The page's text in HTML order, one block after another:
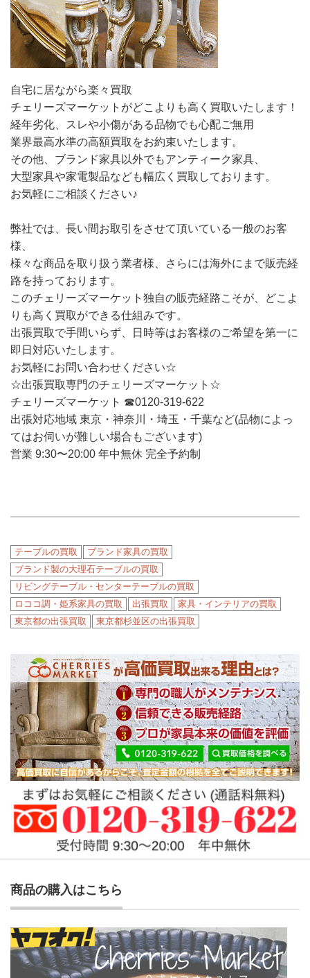
自宅に居ながら楽々買取
チェリーズマーケットがどこよりも高く買取いたします！
経年劣化、スレや小傷がある品物でも心配ご無用
業界最高水準の高額買取をお約束いたします。
その他、ブランド家具以外でもアンティーク家具、
大型家具や家電製品なども幅広く買取しております。
お気軽にご相談ください♪
弊社では、長い間お取引をさせて頂いている一般のお客
様、
様々な商品を取り扱う業者様、さらには海外にまで販売経
路を持っております。
このチェリーズマーケット独自の販売経路こそが、どこよ
りも高く買取ができる仕組みです。
出張買取で手間いらず、日時等はお客様のご希望を第一に
即日対応いたします。
お気軽にお問い合わせください☆
☆出張買取専門のチェリーズマーケット☆
チェリーズマーケット ☎︎0120-319-622
出張対応地域 東京・神奈川・埼玉・千葉など(品物によっ
てはお伺いが難しい場合もございます)
営業 9:30〜20:00 年中無休 完全予約制
テーブルの買取
ブランド家具の買取
ブランド製の大理石テーブルの買取
リビングテーブル・センターテーブルの買取
ロココ調・姫系家具の買取
出張買取
家具・インテリアの買取
東京都の出張買取
東京都杉並区の出張買取
商品の購入はこちら